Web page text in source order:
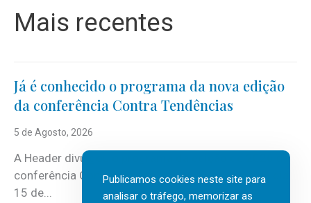
Mais recentes
Já é conhecido o programa da nova edição
da conferência Contra Tendências
5 de Agosto, 2026
A Header divulgou o programa da edição de 2026 da
conferência Contra Tendências, que se realiza no dia
15 de...
Publicamos cookies neste site para
analisar o tráfego, memorizar as